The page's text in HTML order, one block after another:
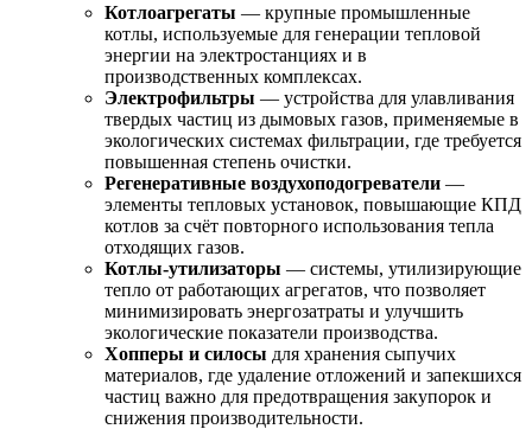
Котлоагрегаты — крупные промышленные
котлы, используемые для генерации тепловой
энергии на электростанциях и в
производственных комплексах.
Электрофильтры — устройства для улавливания
твердых частиц из дымовых газов, применяемые в
экологических системах фильтрации, где требуется
повышенная степень очистки.
Регенеративные воздухоподогреватели —
элементы тепловых установок, повышающие КПД
котлов за счёт повторного использования тепла
отходящих газов.
Котлы-утилизаторы — системы, утилизирующие
тепло от работающих агрегатов, что позволяет
минимизировать энергозатраты и улучшить
экологические показатели производства.
Хопперы и силосы для хранения сыпучих
материалов, где удаление отложений и запекшихся
частиц важно для предотвращения закупорок и
снижения производительности.